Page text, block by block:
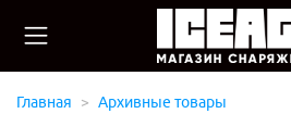
Главная Архивные товары